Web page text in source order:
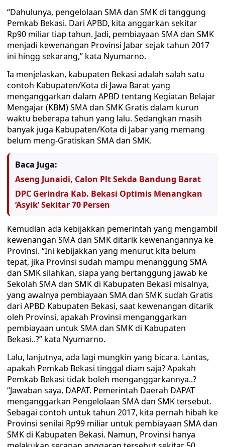
“Dahulunya, pengelolaan SMA dan SMK di tanggung
Pemkab Bekasi. Dari APBD, kita anggarkan sekitar
Rp90 miliar tiap tahun. Jadi, pembiayaan SMA dan SMK
menjadi kewenangan Provinsi Jabar sejak tahun 2017
ini hingg sekarang,” kata Nyumarno.
Ia menjelaskan, kabupaten Bekasi adalah salah satu
contoh Kabupaten/Kota di Jawa Barat yang
menganggarkan dalam APBD tentang Kegiatan Belajar
Mengajar (KBM) SMA dan SMK Gratis dalam kurun
waktu beberapa tahun yang lalu. Sedangkan masih
banyak juga Kabupaten/Kota di Jabar yang memang
belum meng-Gratiskan SMA dan SMK.
Baca Juga:
Aseng Junaidi, Calon Plt Sekda Bandung Barat
DPC Gerindra Kab. Bekasi Optimis Menangkan
‘Asyik’ Sekitar 70 Persen
Kemudian ada kebijakkan pemerintah yang mengambil
kewenangan SMA dan SMK ditarik kewenangannya ke
Provinsi. “Ini kebijakkan yang menurut kita belum
tepat, jika Provinsi sudah mampu menanggung SMA
dan SMK silahkan, siapa yang bertanggung jawab ke
Sekolah SMA dan SMK di Kabupaten Bekasi misalnya,
yang awalnya pembiayaan SMA dan SMK sudah Gratis
dari APBD Kabupaten Bekasi, saat kewenangan ditarik
oleh Provinsi, apakah Provinsi menganggarkan
pembiayaan untuk SMA dan SMK di Kabupaten
Bekasi..?” kata Nyumarno.
Lalu, lanjutnya, ada lagi mungkin yang bicara. Lantas,
apakah Pemkab Bekasi tinggal diam saja? Apakah
Pemkab Bekasi tidak boleh menganggarkannya..?
“Jawaban saya, DAPAT. Pemerintah Daerah DAPAT
menganggarkan Pengelolaan SMA dan SMK tersebut.
Sebagai contoh untuk tahun 2017, kita pernah hibah ke
Provinsi senilai Rp99 miliar untuk pembiayaan SMA dan
SMK di Kabupaten Bekasi. Namun, Provinsi hanya